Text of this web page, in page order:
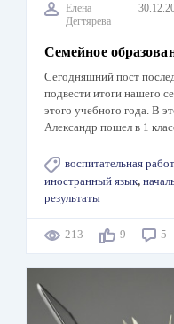
Елена
Дегтярева
Семейное
Сегодняшний пост
подвести итоги нашего
этого учебного года. В
Александр пошел в 1
воспитательная
иностранный язык,
результаты
213 9 5